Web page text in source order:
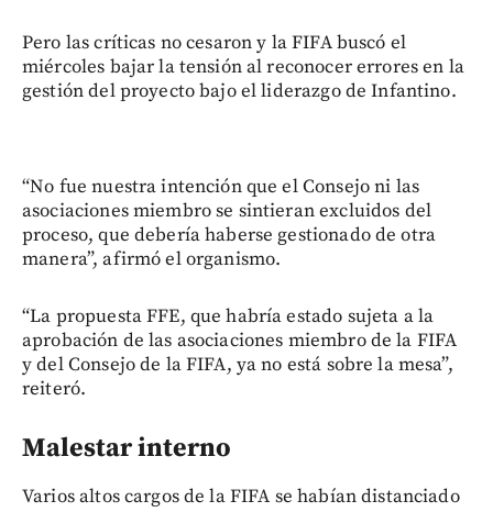
Pero las críticas no cesaron y la FIFA buscó el
miércoles bajar la tensión al reconocer errores en la
gestión del proyecto bajo el liderazgo de Infantino.
“No fue nuestra intención que el Consejo ni las
asociaciones miembro se sintieran excluidos del
proceso, que debería haberse gestionado de otra
manera”, afirmó el organismo.
“La propuesta FFE, que habría estado sujeta a la
aprobación de las asociaciones miembro de la FIFA
y del Consejo de la FIFA, ya no está sobre la mesa”,
reiteró.
Malestar interno
Varios altos cargos de la FIFA se habían distanciado